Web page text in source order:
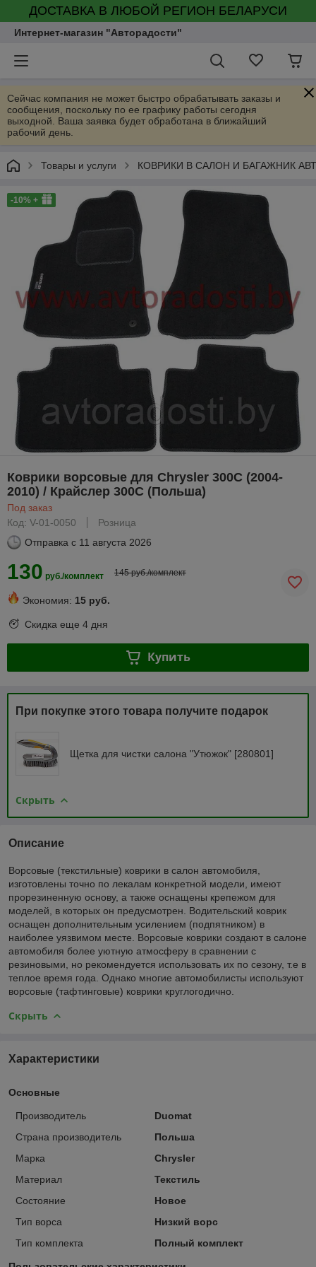
ДОСТАВКА В ЛЮБОЙ РЕГИОН БЕЛАРУСИ
Интернет-магазин "Авторадости"
Сейчас компания не может быстро обрабатывать заказы и
сообщения, поскольку по ее графику работы сегодня
выходной. Ваша заявка будет обработана в ближайший
рабочий день.
Товары и услуги КОВРИКИ В САЛОН И БАГАЖНИК
-10% +
Коврики ворсовые для Chrysler 300C (2004-
2010) / Крайслер 300С (Польша)
Под заказ
Код: V-01-0050
Розница
Отправка с 11 августа 2026
130 руб./комплект 145 руб./комплект
Экономия: 15 руб.
Скидка еще 4 дня
Купить
При покупке этого товара получите подарок
Щетка для чистки салона "Утюжок" [280801]
Скрыть
Описание
Ворсовые (текстильные) коврики в салон автомобиля,
изготовлены точно по лекалам конкретной модели, имеют
прорезиненную основу, а также оснащены крепежом для
моделей, в которых он предусмотрен. Водительский коврик
оснащен дополнительным усилением (подпятником) в
наиболее уязвимом месте. Ворсовые коврики создают в салоне
автомобиля более уютную атмосферу в сравнении с
резиновыми, но рекомендуется использовать их по сезону, т.е в
теплое время года. Однако многие автомобилисты используют
ворсовые (тафтинговые) коврики круглогодично.
Скрыть
Характеристики
Основные
Производитель
Duomat
Страна производитель
Польша
Марка
Chrysler
Материал
Текстиль
Состояние
Новое
Тип ворса
Низкий ворс
Тип комплекта
Полный комплект